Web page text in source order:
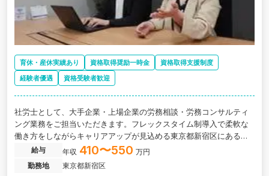
育休・産休実績あり 資格取得奨励一時金
資格取得支援制度
経験者優遇
資格受験者歓迎
社労士として、大手企業・上場企業の労務相談・労務コンサルティ
ング業務をご担当いただきます。フレックスタイム制導入で柔軟な
働き方をしながらキャリアアップが見込める東京都新宿区にある、
大手上場企業から中小企業まで幅広い経験が積める社労士法人の求
人です。
給与 年収 410〜550 万円
勤務地
東京都新宿区